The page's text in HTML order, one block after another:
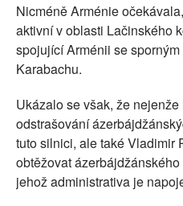
Nicméně Arménie
aktivní v oblasti Lačinského
spojující Arménii se
Karabachu.
Ukázalo se však, že
odstrašování
tuto silnici, ale také Vladimir
obtěžovat
jehož administrativa je